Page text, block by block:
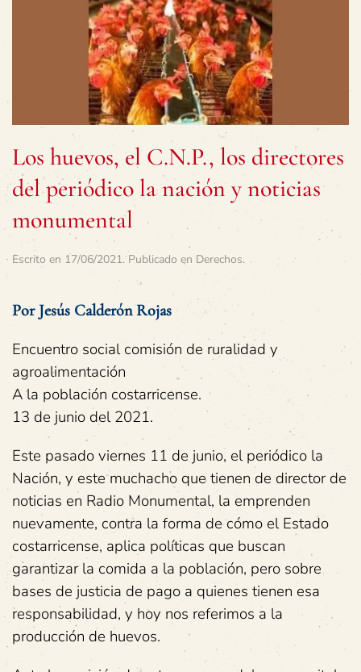
Los huevos, el C.N.P., los directores
del periódico la nación y noticias
monumental
Escrito en 17/06/2021. Publicado en Derechos.
Por Jesús Calderón Rojas
Encuentro social comisión de ruralidad y
agroalimentación
A la población costarricense.
13 de junio del 2021.
Este pasado viernes 11 de junio, el periódico la
Nación, y este muchacho que tienen de director de
noticias en Radio Monumental, la emprenden
nuevamente, contra la forma de cómo el Estado
costarricense, aplica políticas que buscan
garantizar la comida a la población, pero sobre
bases de justicia de pago a quienes tienen esa
responsabilidad, y hoy nos referimos a la
producción de huevos.